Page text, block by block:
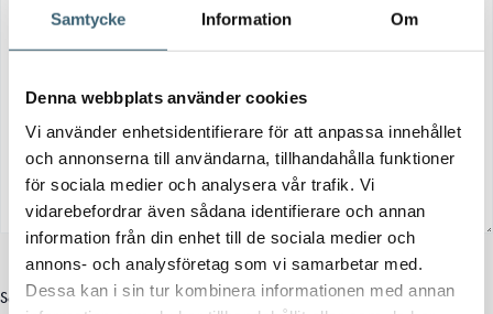
Samtycke Information Om
Denna webbplats använder cookies
Vi använder enhetsidentifierare för att anpassa innehållet
och annonserna till användarna, tillhandahålla funktioner
för sociala medier och analysera vår trafik. Vi
vidarebefordrar även sådana identifierare och annan
information från din enhet till de sociala medier och
annons- och analysföretag som vi samarbetar med.
Dessa kan i sin tur kombinera informationen med annan
Samtycke(Obligatoriskt)